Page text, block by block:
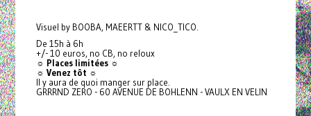
Visuel by BOOBA, MAEERTT & NICO_TICO.
De 15h à 6h
+/- 10 euros, no CB, no reloux
☼ Places limitées ☼
☼ Venez tôt ☼
Il y aura de quoi manger sur place.
GRRRND ZERO - 60 AVENUE DE BOHLENN - VAULX EN VELIN